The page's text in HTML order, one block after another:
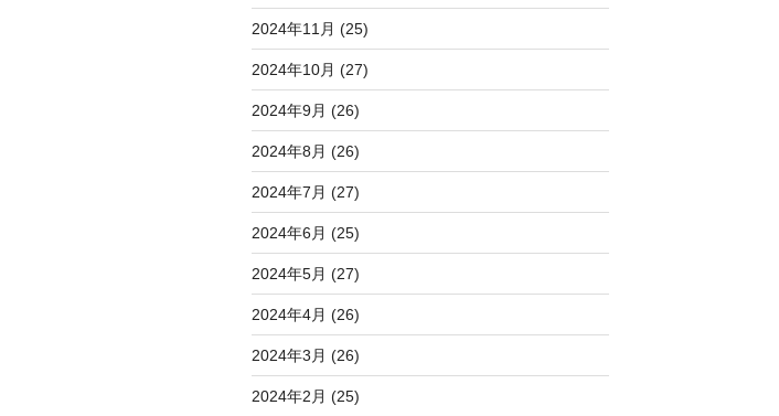
2024年11月 (25)
2024年10月 (27)
2024年9月 (26)
2024年8月 (26)
2024年7月 (27)
2024年6月 (25)
2024年5月 (27)
2024年4月 (26)
2024年3月 (26)
2024年2月 (25)